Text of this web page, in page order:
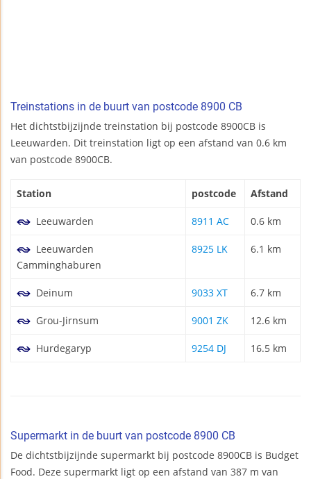
Treinstations in de buurt van postcode 8900 CB
Het dichtstbijzijnde treinstation bij postcode 8900CB is
Leeuwarden. Dit treinstation ligt op een afstand van 0.6 km
van postcode 8900CB.
Station postcode Afstand
Leeuwarden 8911 AC 0.6 km
Leeuwarden
Camminghaburen
8925 LK 6.1 km
Deinum 9033 XT 6.7 km
Grou-Jirnsum 9001 ZK 12.6 km
Hurdegaryp 9254 DJ 16.5 km
Supermarkt in de buurt van postcode 8900 CB
De dichtstbijzijnde supermarkt bij postcode 8900CB is Budget
Food. Deze supermarkt ligt op een afstand van 387 m van